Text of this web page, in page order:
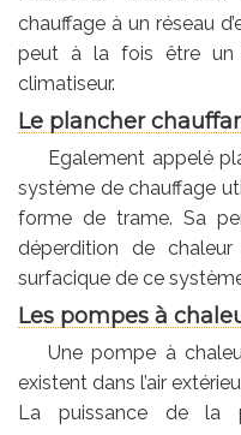
chauffage à un réseau
peut à la fois être un
climatiseur.
Le plancher
Egalement appelé
système de chauffage
forme de trame. Sa
déperdition de
surfacique de ce
Les pompes à
Une pompe à
existent dans l’air
La puissance de la